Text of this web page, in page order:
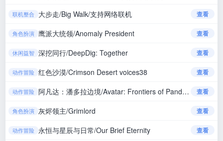
联机整合 大步走/Big Walk/支持网络联机 查看
角色扮演 鹰派大统领/Anomaly President 查看
休闲益智 深挖同行/DeepDig: Together 查看
动作冒险 红色沙漠/Crimson Desert voices38 查看
动作冒险 阿凡达：潘多拉边境/Avatar: Frontiers of Pandora voices38 查看
角色扮演 灰烬领主/Grimlord 查看
动作冒险 永恒与星辰与日常/Our Brief Eternity 查看